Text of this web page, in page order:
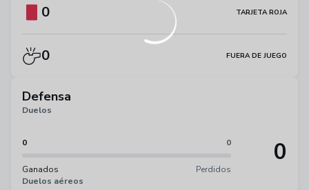
0 TARJETA ROJA
0 FUERA DE JUEGO
Defensa
Duelos
0 0
Ganados Perdidos
0
Duelos aéreos